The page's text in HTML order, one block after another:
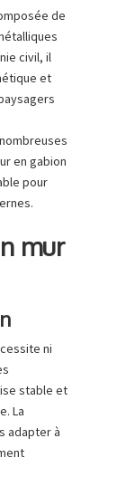
de
civil, il
et
en gabion
pour
mur
ni
stable et
La
adapter à